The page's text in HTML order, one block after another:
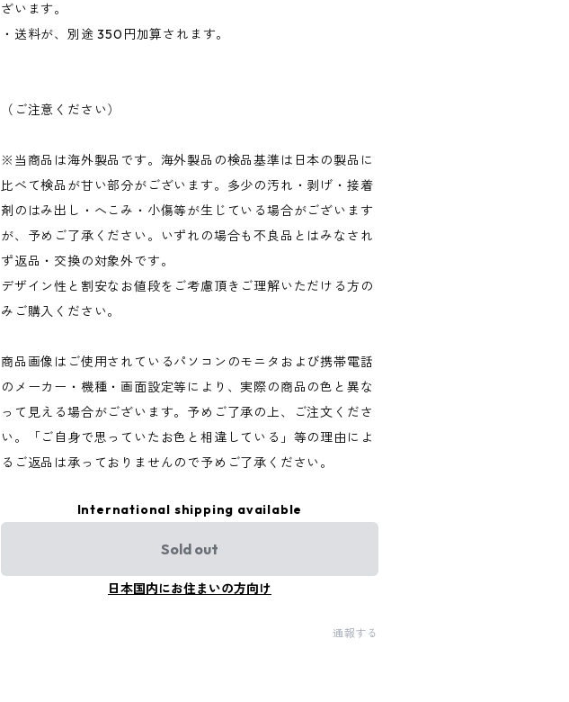
ざいます。
・送料が、別途 350円加算されます。
（ご注意ください）
※当商品は海外製品です。海外製品の検品基準は日本の製品に
比べて検品が甘い部分がございます。多少の汚れ・剥げ・接着
剤のはみ出し・へこみ・小傷等が生じている場合がございます
が、予めご了承ください。いずれの場合も不良品とはみなされ
ず返品・交換の対象外です。
デザイン性と割安なお値段をご考慮頂きご理解いただける方の
みご購入ください。
商品画像はご使用されているパソコンのモニタおよび携帯電話
のメーカー・機種・画面設定等により、実際の商品の色と異な
って見える場合がございます。予めご了承の上、ご注文くださ
い。「ご自身で思っていたお色と相違している」等の理由によ
るご返品は承っておりませんので予めご了承ください。
International shipping available
Sold out
日本国内にお住まいの方向け
通報する